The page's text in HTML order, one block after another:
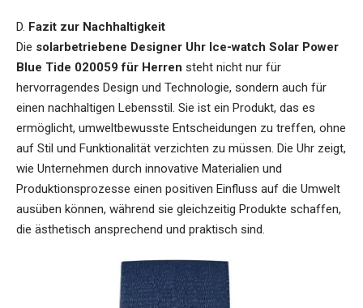
D. Fazit zur Nachhaltigkeit
Die solarbetriebene Designer Uhr Ice-watch Solar Power
Blue Tide 020059 für Herren steht nicht nur für
hervorragendes Design und Technologie, sondern auch für
einen nachhaltigen Lebensstil. Sie ist ein Produkt, das es
ermöglicht, umweltbewusste Entscheidungen zu treffen, ohne
auf Stil und Funktionalität verzichten zu müssen. Die Uhr zeigt,
wie Unternehmen durch innovative Materialien und
Produktionsprozesse einen positiven Einfluss auf die Umwelt
ausüben können, während sie gleichzeitig Produkte schaffen,
die ästhetisch ansprechend und praktisch sind.